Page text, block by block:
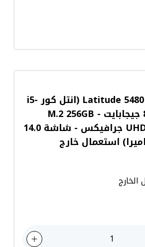
لاب توب ديل Latitude 5480 (انتل كور i5-
7300U - رام 8 جيجابايت M.2 256GB -
DDR4 - انتل UHD جرافيكس - شاشة 14.0
1